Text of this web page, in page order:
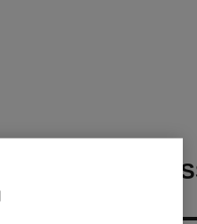
SUBLIMAGE